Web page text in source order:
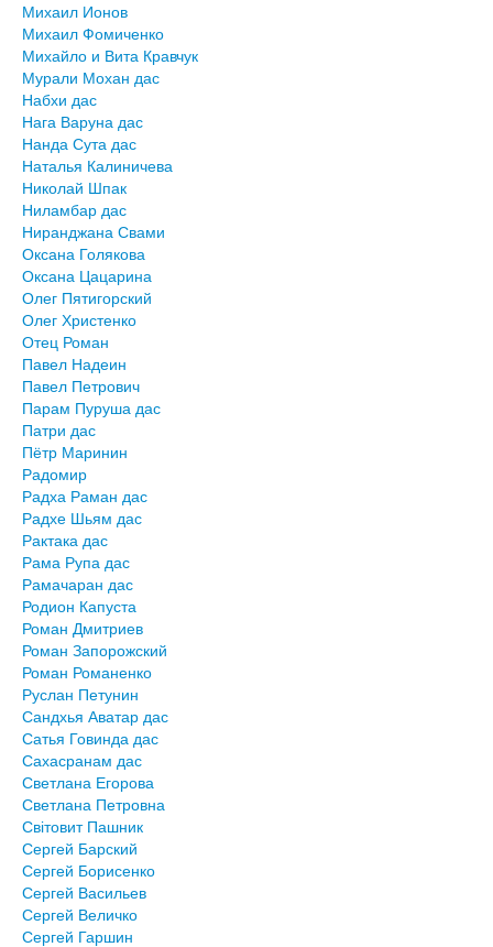
Михаил Ионов
Михаил Фомиченко
Михайло и Вита Кравчук
Мурали Мохан дас
Набхи дас
Нага Варуна дас
Нанда Сута дас
Наталья Калиничева
Николай Шпак
Ниламбар дас
Ниранджана Свами
Оксана Голякова
Оксана Цацарина
Олег Пятигорский
Олег Христенко
Отец Роман
Павел Надеин
Павел Петрович
Парам Пуруша дас
Патри дас
Пётр Маринин
Радомир
Радха Раман дас
Радхе Шьям дас
Рактака дас
Рама Рупа дас
Рамачаран дас
Родион Капуста
Роман Дмитриев
Роман Запорожский
Роман Романенко
Руслан Петунин
Сандхья Аватар дас
Сатья Говинда дас
Сахасранам дас
Светлана Егорова
Светлана Петровна
Світовит Пашник
Сергей Барский
Сергей Борисенко
Сергей Васильев
Сергей Величко
Сергей Гаршин